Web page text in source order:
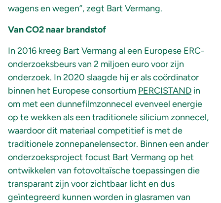
wagens en wegen”, zegt Bart Vermang.
Van CO2 naar brandstof
In 2016 kreeg Bart Vermang al een Europese ERC-
onderzoeksbeurs van 2 miljoen euro voor zijn
onderzoek. In 2020 slaagde hij er als coördinator
binnen het Europese consortium PERCISTAND in
om met een dunnefilmzonnecel evenveel energie
op te wekken als een traditionele silicium zonnecel,
waardoor dit materiaal competitief is met de
traditionele zonnepanelensector. Binnen een ander
onderzoeksproject focust Bart Vermang op het
ontwikkelen van fotovoltaïsche toepassingen die
transparant zijn voor zichtbaar licht en dus
geïntegreerd kunnen worden in glasramen van